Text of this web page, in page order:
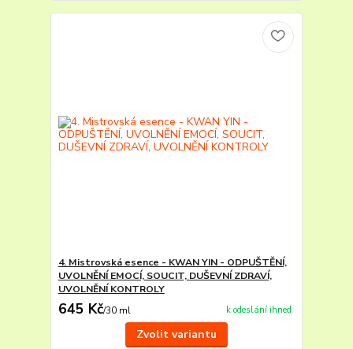
4. Mistrovská esence - KWAN YIN - ODPUŠTĚNÍ,
UVOLNĚNÍ EMOCÍ, SOUCIT, DUŠEVNÍ ZDRAVÍ,
UVOLNĚNÍ KONTROLY
645 Kč/30 ml k odeslání ihned
Zvolit variantu